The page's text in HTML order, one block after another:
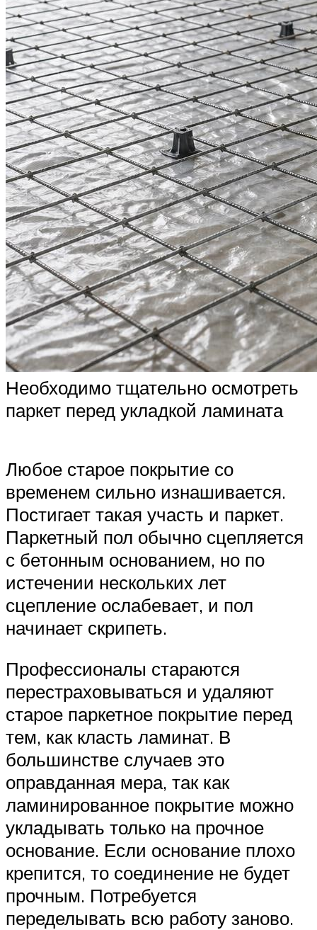
Необходимо тщательно осмотреть
паркет перед укладкой ламината
Любое старое покрытие со
временем сильно изнашивается.
Постигает такая участь и паркет.
Паркетный пол обычно сцепляется
с бетонным основанием, но по
истечении нескольких лет
сцепление ослабевает, и пол
начинает скрипеть.
Профессионалы стараются
перестраховываться и удаляют
старое паркетное покрытие перед
тем, как класть ламинат. В
большинстве случаев это
оправданная мера, так как
ламинированное покрытие можно
укладывать только на прочное
основание. Если основание плохо
крепится, то соединение не будет
прочным. Потребуется
переделывать всю работу заново.